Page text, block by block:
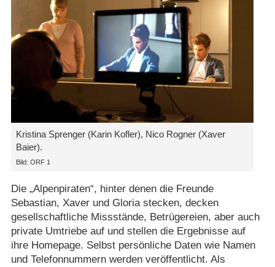
Kristina Sprenger (Karin Kofler), Nico Rogner (Xaver
Baier).
Bild: ORF 1
Die „Alpenpiraten“, hinter denen die Freunde
Sebastian, Xaver und Gloria stecken, decken
gesellschaftliche Missstände, Betrügereien, aber auch
private Umtriebe auf und stellen die Ergebnisse auf
ihre Homepage. Selbst persönliche Daten wie Namen
und Telefonnummern werden veröffentlicht. Als